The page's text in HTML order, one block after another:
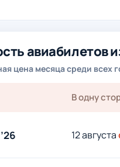
авиабилетов
цена месяца среди всех
В одну
12 августа